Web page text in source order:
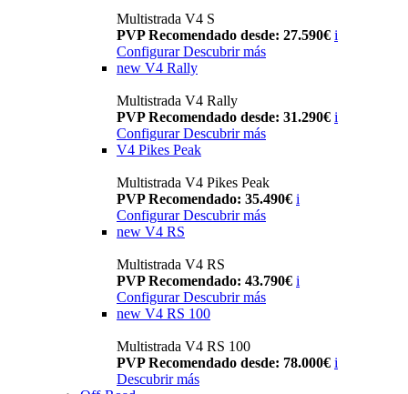
Multistrada V4 S
PVP Recomendado desde: 27.590€ i
Configurar Descubrir más
new V4 Rally
Multistrada V4 Rally
PVP Recomendado desde: 31.290€ i
Configurar Descubrir más
V4 Pikes Peak
Multistrada V4 Pikes Peak
PVP Recomendado: 35.490€ i
Configurar Descubrir más
new V4 RS
Multistrada V4 RS
PVP Recomendado: 43.790€ i
ConfigurarDescubrir más
new V4 RS 100
Multistrada V4 RS 100
PVP Recomendado desde: 78.000€ i
Descubrir más